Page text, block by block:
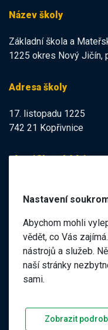
Název školy
Základní škola a
1225 okres Nový Jičín,
Adresa školy
17. listopadu 1225
742 21 Kopřivnice
Identifikační údaje
IČO:47998121
Elektronická
ID datové schránky:
98pgf7m
2026 ZŠ a MŠ 17.
Prohlášení o
Nastavení
Abychom mohli
vědět, co Vás
nástrojů a služeb.
naší stránky
sami.
Zobrazit